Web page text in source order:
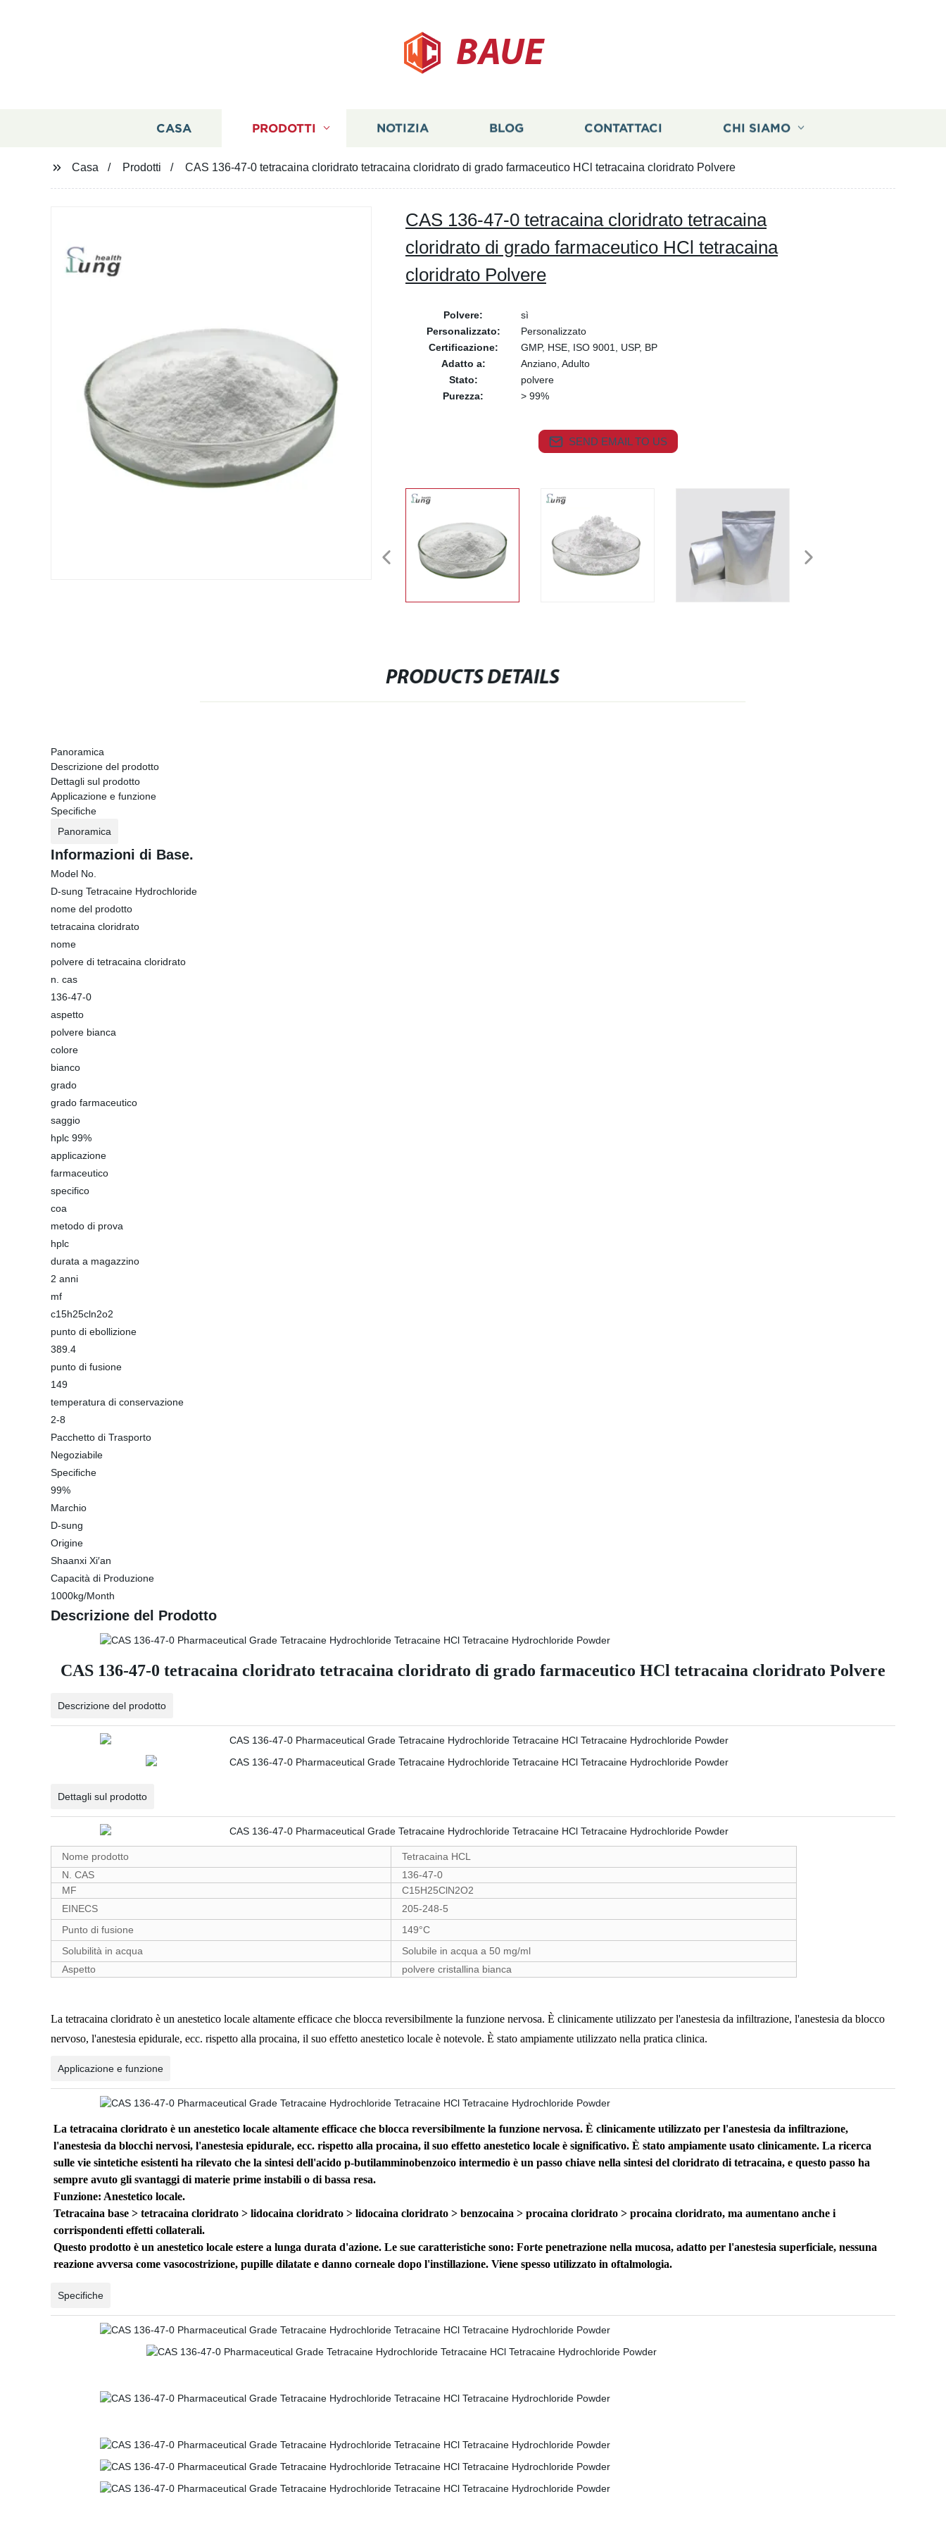
BAUE
CASA PRODOTTI NOTIZIA BLOG CONTATTACI CHI SIAMO
Casa Prodotti CAS 136-47-0 tetracaina cloridrato tetracaina cloridrato di grado farmaceutico HCl tetracaina cloridrato Polvere
CAS 136-47-0 tetracaina cloridrato tetracaina
cloridrato di grado farmaceutico HCl tetracaina
cloridrato Polvere
Polvere:
sì
Personalizzato:
Personalizzato
Certificazione:
GMP, HSE, ISO 9001, USP, BP
Adatto a:
Anziano, Adulto
Stato:
polvere
Purezza:
> 99%
SEND EMAIL TO US
PRODUCTS DETAILS
Panoramica
Descrizione del prodotto
Dettagli sul prodotto
Applicazione e funzione
Specifiche
Panoramica
Informazioni di Base.
Model No.
D-sung Tetracaine Hydrochloride
nome del prodotto
tetracaina cloridrato
nome
polvere di tetracaina cloridrato
n. cas
136-47-0
aspetto
polvere bianca
colore
bianco
grado
grado farmaceutico
saggio
hplc 99%
applicazione
farmaceutico
specifico
coa
metodo di prova
hplc
durata a magazzino
2 anni
mf
c15h25cln2o2
punto di ebollizione
389.4
punto di fusione
149
temperatura di conservazione
2-8
Pacchetto di Trasporto
Negoziabile
Specifiche
99%
Marchio
D-sung
Origine
Shaanxi Xi′an
Capacità di Produzione
1000kg/Month
Descrizione del Prodotto
CAS 136-47-0 tetracaina cloridrato tetracaina cloridrato di grado farmaceutico HCl tetracaina cloridrato Polvere
Descrizione del prodotto
Dettagli sul prodotto
Nome prodotto
Tetracaina HCL
N. CAS
136-47-0
MF
C15H25ClN2O2
EINECS
205-248-5
Punto di fusione
149°C
Solubilità in acqua
Solubile in acqua a 50 mg/ml
Aspetto
polvere cristallina bianca
La tetracaina cloridrato è un anestetico locale altamente efficace che blocca reversibilmente la funzione nervosa. È clinicamente utilizzato per l'anestesia da infiltrazione, l'anestesia da blocco
nervoso, l'anestesia epidurale, ecc. rispetto alla procaina, il suo effetto anestetico locale è notevole. È stato ampiamente utilizzato nella pratica clinica.
Applicazione e funzione
La tetracaina cloridrato è un anestetico locale altamente efficace che blocca reversibilmente la funzione nervosa. È clinicamente utilizzato per l'anestesia da infiltrazione,
l'anestesia da blocchi nervosi, l'anestesia epidurale, ecc. rispetto alla procaina, il suo effetto anestetico locale è significativo. È stato ampiamente usato clinicamente. La ricerca
sulle vie sintetiche esistenti ha rilevato che la sintesi dell'acido p-butilamminobenzoico intermedio è un passo chiave nella sintesi del cloridrato di tetracaina, e questo passo ha
sempre avuto gli svantaggi di materie prime instabili o di bassa resa.
Funzione: Anestetico locale.
Tetracaina base > tetracaina cloridrato > lidocaina cloridrato > lidocaina cloridrato > benzocaina > procaina cloridrato > procaina cloridrato, ma aumentano anche i
corrispondenti effetti collaterali.
Questo prodotto è un anestetico locale estere a lunga durata d'azione. Le sue caratteristiche sono: Forte penetrazione nella mucosa, adatto per l'anestesia superficiale, nessuna
reazione avversa come vasocostrizione, pupille dilatate e danno corneale dopo l'instillazione. Viene spesso utilizzato in oftalmologia.
Specifiche